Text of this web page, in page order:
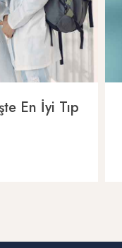
En İyi Tıp